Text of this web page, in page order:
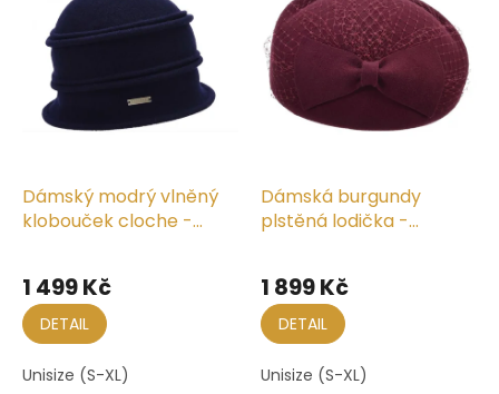
Dámský modrý vlněný
klobouček cloche -
1 499 Kč
DETAIL
Unisize (S-XL)
Dámská burgundy
plstěná lodička -
1 899 Kč
DETAIL
Unisize (S-XL)